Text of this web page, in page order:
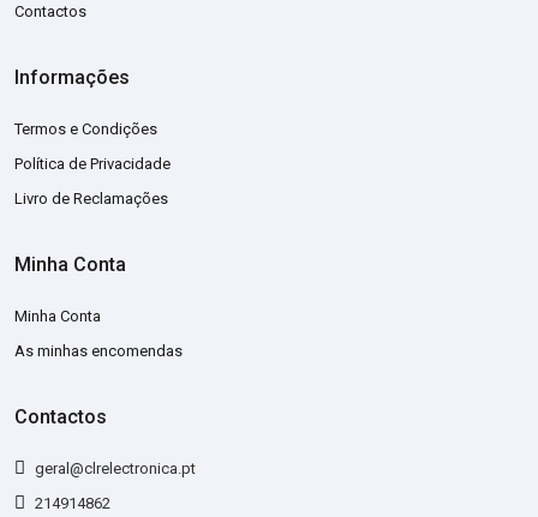
Contactos
Informações
Termos e Condições
Política de Privacidade
Livro de Reclamações
Minha Conta
Minha Conta
As minhas encomendas
Contactos
geral@clrelectronica.pt
214914862